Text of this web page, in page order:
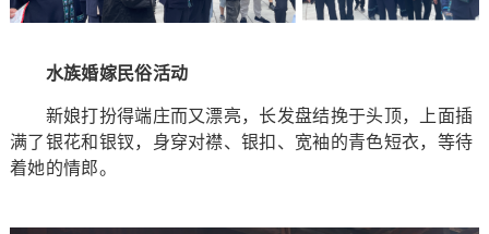
水族婚嫁民俗活动
新娘打扮得端庄而又漂亮，长发盘结挽于头顶，上面插
满了银花和银钗，身穿对襟、银扣、宽袖的青色短衣，等待
着她的情郎。